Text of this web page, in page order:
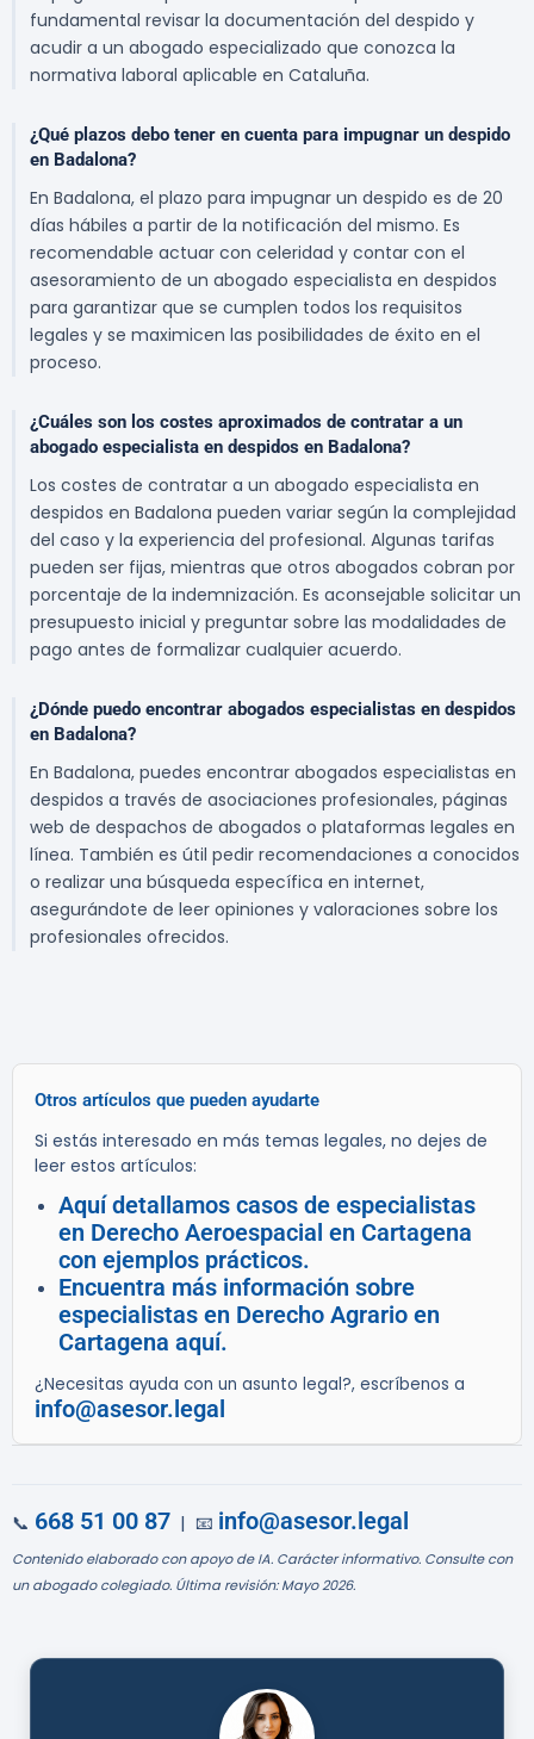
fundamental revisar la documentación del despido y
acudir a un abogado especializado que conozca la
normativa laboral aplicable en Cataluña.
¿Qué plazos debo tener en cuenta para impugnar un despido
en Badalona?
En Badalona, el plazo para impugnar un despido es de 20
días hábiles a partir de la notificación del mismo. Es
recomendable actuar con celeridad y contar con el
asesoramiento de un abogado especialista en despidos
para garantizar que se cumplen todos los requisitos
legales y se maximicen las posibilidades de éxito en el
proceso.
¿Cuáles son los costes aproximados de contratar a un
abogado especialista en despidos en Badalona?
Los costes de contratar a un abogado especialista en
despidos en Badalona pueden variar según la complejidad
del caso y la experiencia del profesional. Algunas tarifas
pueden ser fijas, mientras que otros abogados cobran por
porcentaje de la indemnización. Es aconsejable solicitar un
presupuesto inicial y preguntar sobre las modalidades de
pago antes de formalizar cualquier acuerdo.
¿Dónde puedo encontrar abogados especialistas en despidos
en Badalona?
En Badalona, puedes encontrar abogados especialistas en
despidos a través de asociaciones profesionales, páginas
web de despachos de abogados o plataformas legales en
línea. También es útil pedir recomendaciones a conocidos
o realizar una búsqueda específica en internet,
asegurándote de leer opiniones y valoraciones sobre los
profesionales ofrecidos.
Otros artículos que pueden ayudarte
Si estás interesado en más temas legales, no dejes de
leer estos artículos:
Aquí detallamos casos de especialistas
en Derecho Aeroespacial en Cartagena
con ejemplos prácticos.
Encuentra más información sobre
especialistas en Derecho Agrario en
Cartagena aquí.
¿Necesitas ayuda con un asunto legal?, escríbenos a
info@asesor.legal
📞 668 51 00 87 | 📧 info@asesor.legal
Contenido elaborado con apoyo de IA. Carácter informativo. Consulte con
un abogado colegiado. Última revisión: Mayo 2026.